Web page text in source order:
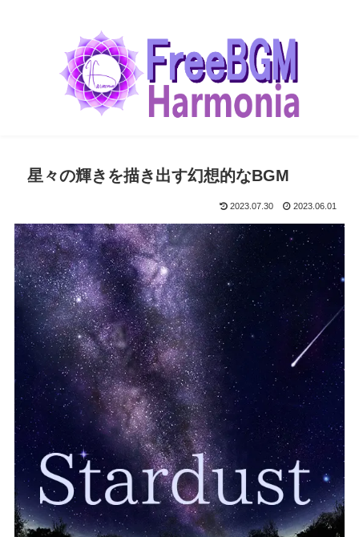
星々の輝きを描き出す幻想的なBGM
2023.07.30 2023.06.01